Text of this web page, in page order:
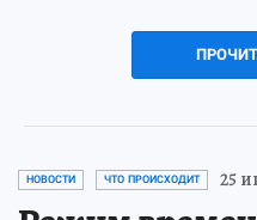
НОВОСТИ ЧТО ПРОИСХОДИТ 25